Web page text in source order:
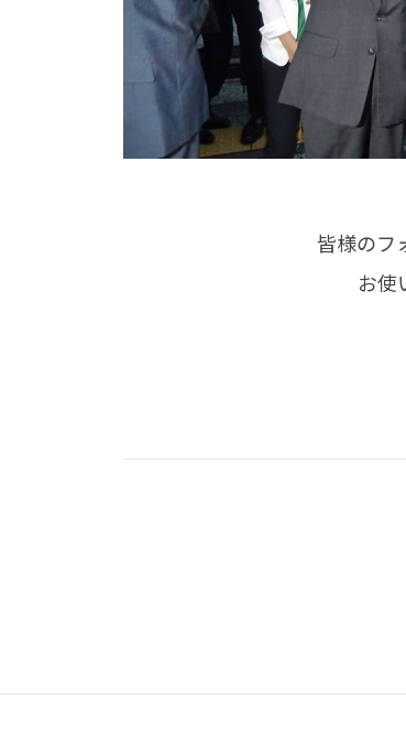
皆様のフ
お使